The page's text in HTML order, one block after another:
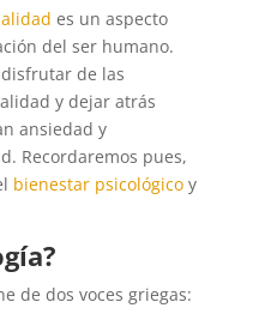
es un aspecto
del ser humano.
de las
y dejar atrás
ansiedad y
Recordaremos pues,
bienestar psicológicoy
de dos voces griegas: